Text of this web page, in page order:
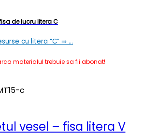
de lucru litera C
cu litera “C” ⇒ …
materialul trebuie sa fii abonat!
c
vesel – fisa litera V